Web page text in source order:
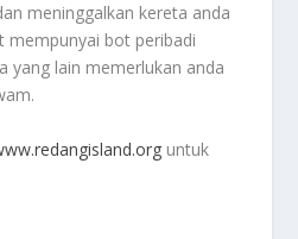
meninggalkan kereta anda
mempunyai bot peribadi
yang lain memerlukan anda
untuk